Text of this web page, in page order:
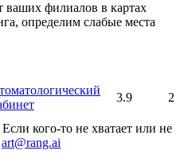
ваших филиалов в картах
определим слабые места
3.9 2
кого-то не хватает или не
art@rang.ai